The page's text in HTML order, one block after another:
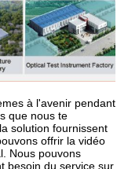
à l'avenir pendant
que nous te
solution fournissent
offrir la vidéo
Nous pouvons
besoin du service sur